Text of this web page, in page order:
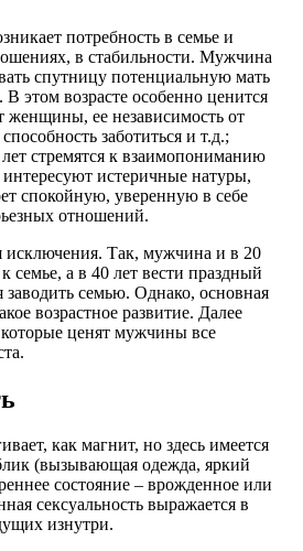
потребность в семье и
в стабильности. Мужчина
спутницу потенциальную мать
В этом возрасте особенно ценится
женщины, ее независимость от
заботиться и т.д.;
стремятся к взаимопониманию
интересуют истеричные натуры,
спокойную, уверенную в себе
отношений.
исключения. Так, мужчина и в 20
семье, а в 40 лет вести праздный
заводить семью. Однако, основная
возрастное развитие. Далее
которые ценят мужчины все
как магнит, но здесь имеется
(вызывающая одежда, яркий
состояние – врожденное или
сексуальность выражается в
изнутри.